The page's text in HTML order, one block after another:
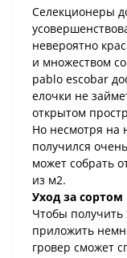
Селекционеры
невероятно
и множеством
pablo escobar
елочки не
открытом
Но несмотря на
получился
может собрать
из м2.
Уход за сортом
Чтобы
приложить
гровер сможет